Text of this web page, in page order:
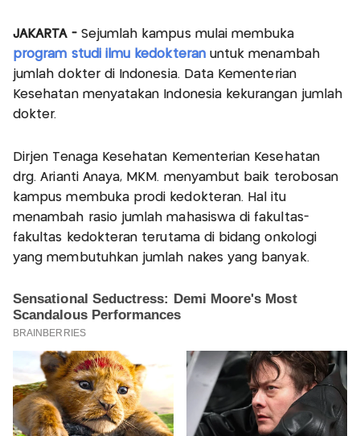
JAKARTA -Sejumlah kampus mulai membuka
program studi ilmu kedokteranuntuk menambah
jumlah dokter di Indonesia. Data Kementerian
Kesehatan menyatakan Indonesia kekurangan jumlah
dokter.
Dirjen Tenaga Kesehatan Kementerian Kesehatan
drg. Arianti Anaya, MKM. menyambut baik terobosan
kampus membuka prodi kedokteran. Hal itu
menambah rasio jumlah mahasiswa di fakultas-
fakultas kedokteran terutama di bidang onkologi
yang membutuhkan jumlah nakes yang banyak.